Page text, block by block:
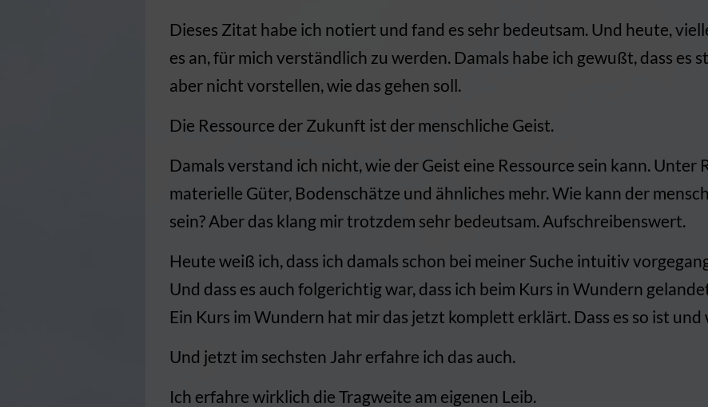
Dieses Zitat habe ich notiert und fand es sehr bedeutsam. Und heute,
es an, für mich verständlich zu werden. Damals habe ich gewußt, dass es
aber nicht vorstellen, wie das gehen soll.
Die Ressource der Zukunft ist der menschliche Geist.
Damals verstand ich nicht, wie der Geist eine Ressource sein kann. Unter
materielle Güter, Bodenschätze und ähnliches mehr. Wie kann der
sein? Aber das klang mir trotzdem sehr bedeutsam. Aufschreibenswert.
Heute weiß ich, dass ich damals schon bei meiner Suche intuitiv
Und dass es auch folgerichtig war, dass ich beim Kurs in Wundern
Ein Kurs im Wundern hat mir das jetzt komplett erklärt. Dass es so ist und
Und jetzt im sechsten Jahr erfahre ich das auch.
Ich erfahre wirklich die Tragweite am eigenen Leib.